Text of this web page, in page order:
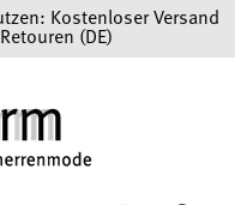
Kostenloser Versand
(DE)